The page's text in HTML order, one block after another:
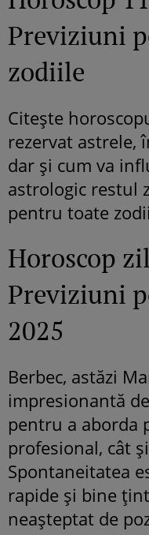
Previziuni
zodiile
Citește
rezervat astrele,
dar și cum va
astrologic restul
pentru toate
Horoscop
Previziuni
2025
Berbec, astăzi
impresionantă
pentru a aborda
profesional, cât
Spontaneitatea
rapide și bine
neașteptat de